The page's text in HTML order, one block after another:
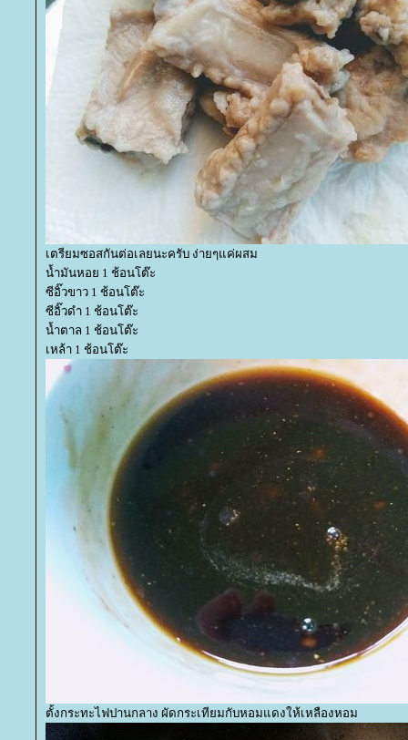
เตรียมซอสกันต่อเลยนะครับ ง่ายๆแค่ผสม
น้ำมันหอย 1 ช้อนโต๊ะ
ซีอิ๊วขาว 1 ช้อนโต๊ะ
ซีอิ๊วดำ 1 ช้อนโต๊ะ
น้ำตาล 1 ช้อนโต๊ะ
เหล้า 1 ช้อนโต๊ะ
ตั้งกระทะไฟปานกลาง ผัดกระเทียมกับหอมแดงให้เหลืองหอม